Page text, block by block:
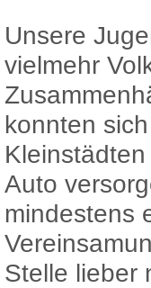
Unsere
vielmehr
konnten
Auto
mindestens
Stelle lieber